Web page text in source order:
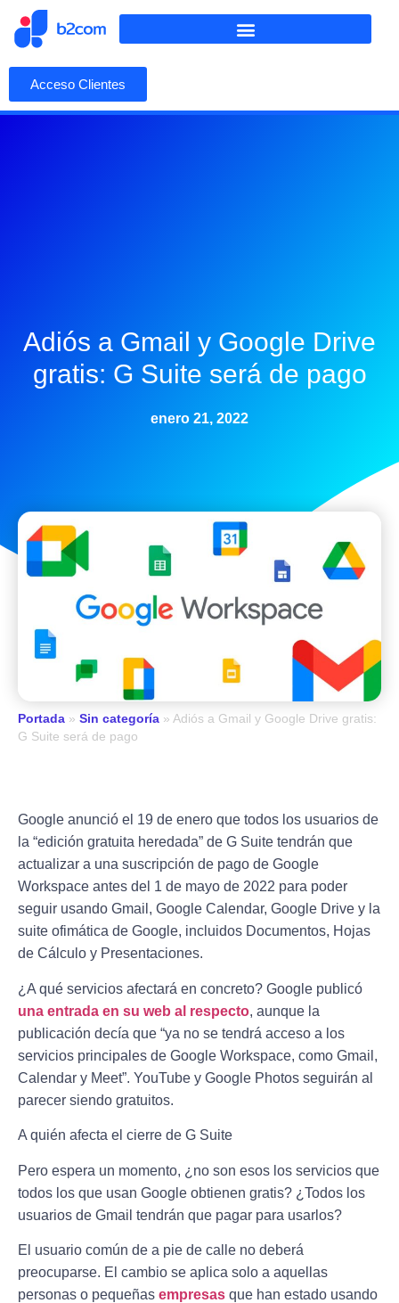
Acceso Clientes
Adiós a Gmail y Google Drive
gratis: G Suite será de pago
enero 21, 2022
Portada » Sin categoría » Adiós a Gmail y Google Drive gratis:
G Suite será de pago
Google anunció el 19 de enero que todos los usuarios de
la “edición gratuita heredada” de G Suite tendrán que
actualizar a una suscripción de pago de Google
Workspace antes del 1 de mayo de 2022 para poder
seguir usando Gmail, Google Calendar, Google Drive y la
suite ofimática de Google, incluidos Documentos, Hojas
de Cálculo y Presentaciones.
¿A qué servicios afectará en concreto? Google publicó
una entrada en su web al respecto, aunque la
publicación decía que “ya no se tendrá acceso a los
servicios principales de Google Workspace, como Gmail,
Calendar y Meet”. YouTube y Google Photos seguirán al
parecer siendo gratuitos.
A quién afecta el cierre de G Suite
Pero espera un momento, ¿no son esos los servicios que
todos los que usan Google obtienen gratis? ¿Todos los
usuarios de Gmail tendrán que pagar para usarlos?
El usuario común de a pie de calle no deberá
preocuparse. El cambio se aplica solo a aquellas
personas o pequeñas empresas que han estado usando